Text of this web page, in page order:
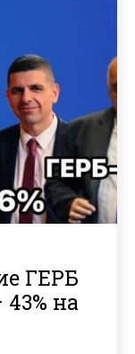
ГЕРБ
на